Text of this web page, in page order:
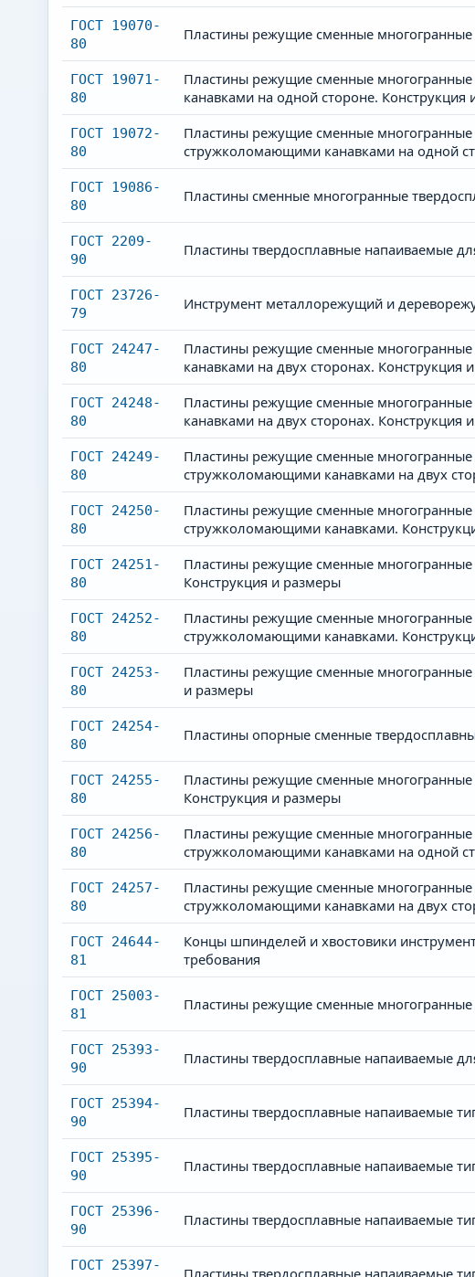
ГОСТ 19070-
80
Пластины режущие сменные
ГОСТ 19071-
80
Пластины режущие сменные
канавками на одной стороне. Конструкция
ГОСТ 19072-
80
Пластины режущие сменные
стружколомающими канавками на одной
ГОСТ 19086-
80
Пластины сменные многогранные
ГОСТ 2209-
90
Пластины твердосплавные напаиваемые
ГОСТ 23726-
79
Инструмент металлорежущий и
ГОСТ 24247-
80
Пластины режущие сменные
канавками на двух сторонах. Конструкция
ГОСТ 24248-
80
Пластины режущие сменные
канавками на двух сторонах. Конструкция
ГОСТ 24249-
80
Пластины режущие сменные
стружколомающими канавками на двух
ГОСТ 24250-
80
Пластины режущие сменные
стружколомающими канавками.
ГОСТ 24251-
80
Пластины режущие сменные
Конструкция и размеры
ГОСТ 24252-
80
Пластины режущие сменные
стружколомающими канавками.
ГОСТ 24253-
80
Пластины режущие сменные многогранные
и размеры
ГОСТ 24254-
80
Пластины опорные сменные
ГОСТ 24255-
80
Пластины режущие сменные
Конструкция и размеры
ГОСТ 24256-
80
Пластины режущие сменные
стружколомающими канавками на одной
ГОСТ 24257-
80
Пластины режущие сменные
стружколомающими канавками на двух
ГОСТ 24644-
81
Концы шпинделей и хвостовики
требования
ГОСТ 25003-
81
Пластины режущие сменные многогранные
ГОСТ 25393-
90
Пластины твердосплавные напаиваемые
ГОСТ 25394-
90
Пластины твердосплавные напаиваемые
ГОСТ 25395-
90
Пластины твердосплавные напаиваемые
ГОСТ 25396-
90
Пластины твердосплавные напаиваемые
ГОСТ 25397-